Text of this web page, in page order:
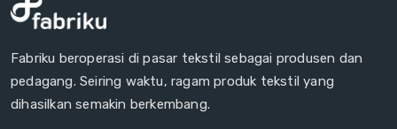
Fabriku beroperasi di pasar tekstil sebagai produsen dan
pedagang. Seiring waktu, ragam produk tekstil yang
dihasilkan semakin berkembang.